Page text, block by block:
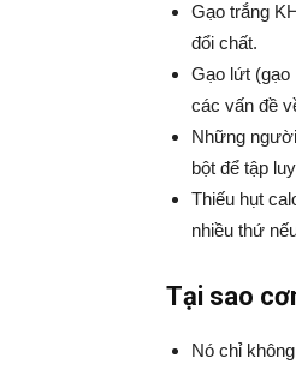
Gạo trắng
đổi chất.
Gạo lứt (gạo
các vấn đề
Những
bột để tập
Thiếu hụt
nhiều thứ
Tại sao
Nó chỉ